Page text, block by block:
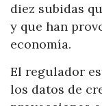
diez subidas
y que han
economía.
El regulador
los datos de